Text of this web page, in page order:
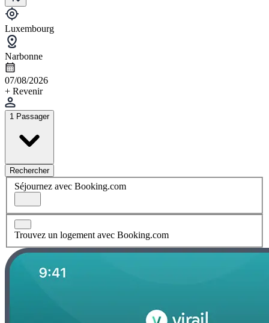
Luxembourg
Narbonne
07/08/2026
+ Revenir
1 Passager
Rechercher
Séjournez avec Booking.com
Trouvez un logement avec Booking.com